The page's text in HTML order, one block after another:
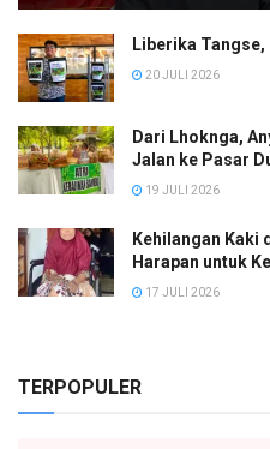
Liberika
20 JULI 2026
Dari Lhoknga,
Jalan ke Pasar
19 JULI 2026
Kehilangan Kaki
Harapan untuk
17 JULI 2026
TERPOPULER